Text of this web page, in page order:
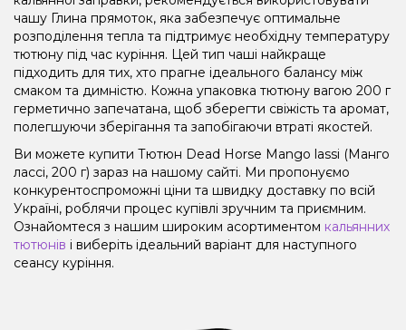
чашу Глина прямоток, яка забезпечує оптимальне
розподілення тепла та підтримує необхідну температуру
тютюну під час куріння. Цей тип чаші найкраще
підходить для тих, хто прагне ідеального балансу між
смаком та димністю. Кожна упаковка тютюну вагою 200 г
герметично запечатана, щоб зберегти свіжість та аромат,
полегшуючи зберігання та запобігаючи втраті якостей.
Ви можете купити Тютюн Dead Horse Mango lassi (Манго
лассі, 200 г) зараз на нашому сайті. Ми пропонуємо
конкурентоспроможні ціни та швидку доставку по всій
Україні, роблячи процес купівлі зручним та приємним.
Ознайомтеся з нашим широким асортиментом кальянних
тютюнів і виберіть ідеальний варіант для наступного
сеансу куріння.